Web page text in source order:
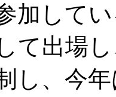
加して
て出場
し、今